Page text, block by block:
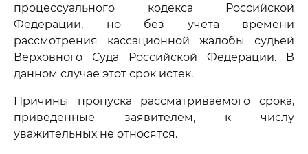
процессуального кодекса Российской
Федерации, но без учета времени
рассмотрения кассационной жалобы судьей
Верховного Суда Российской Федерации. В
данном случае этот срок истек.
Причины пропуска рассматриваемого срока,
приведенные заявителем, к числу
уважительных не относятся.